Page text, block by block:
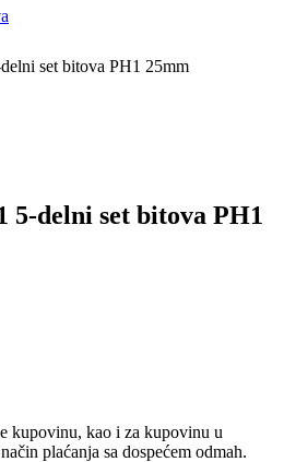
set bitova PH1 25mm
5-delni set bitova PH1
kupovinu, kao i za kupovinu u
plaćanja sa dospećem odmah.